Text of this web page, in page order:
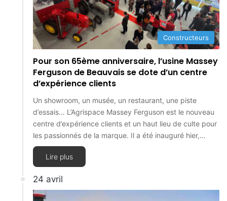
Constructeurs
Pour son 65ème anniversaire, l’usine Massey
Ferguson de Beauvais se dote d’un centre
d’expérience clients
Un showroom, un musée, un restaurant, une piste
d’essais… L’Agrispace Massey Ferguson est le nouveau
centre d’expérience clients et un haut lieu de culte pour
les passionnés de la marque. Il a été inauguré hier,…
Lire plus
24 avril